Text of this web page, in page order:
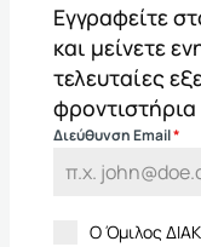
Εγγραφείτε
και μείνετε
τελευταίες
Διεύθυνση Email*
Ο Όμιλος